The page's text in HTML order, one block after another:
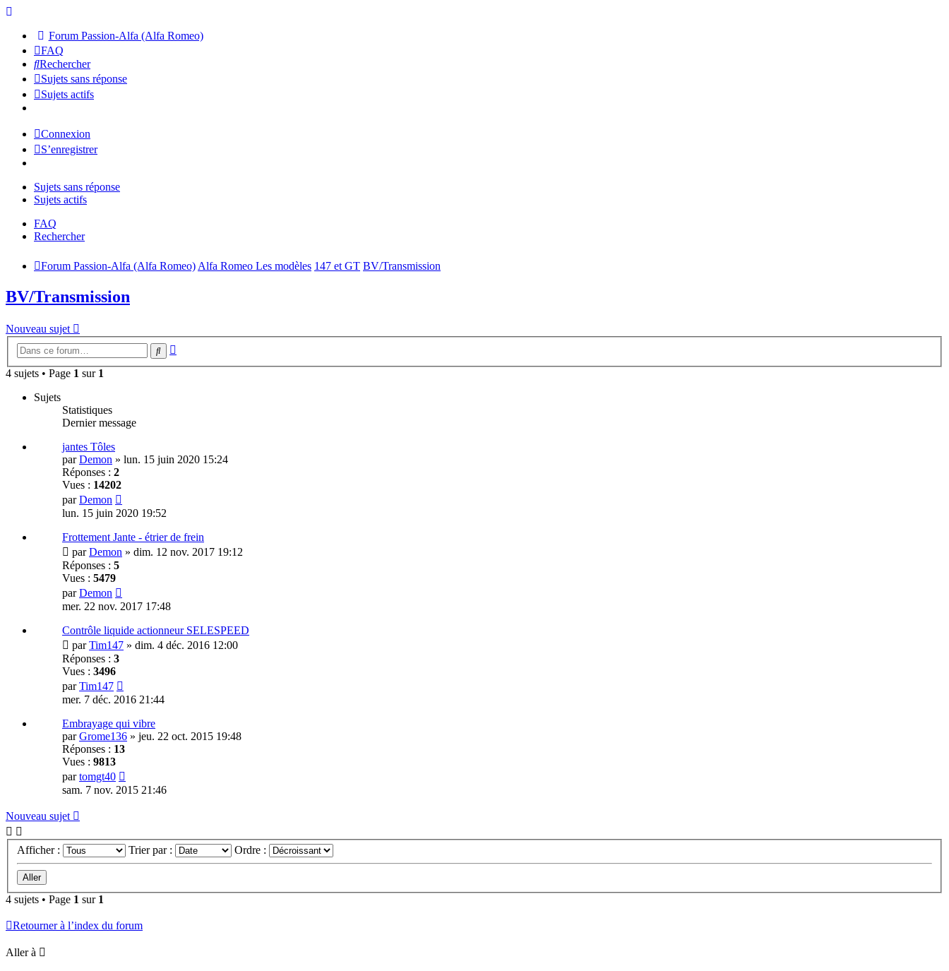
Forum Passion-Alfa (Alfa Romeo)
FAQ
Rechercher
Sujets sans réponse
Sujets actifs
Connexion
S’enregistrer
Sujets sans réponse
Sujets actifs
FAQ
Rechercher
Forum Passion-Alfa (Alfa Romeo)Alfa Romeo Les modèles 147 et GT BV/Transmission
BV/Transmission
Nouveau sujet
Rechercher
4 sujets • Page 1 sur 1
Sujets
Statistiques
Dernier message
jantes Tôles
parDemon » lun. 15 juin 2020 15:24
Réponses : 2
Vues : 14202
parDemon
lun. 15 juin 2020 19:52
Frottement Jante - étrier de frein
parDemon » dim. 12 nov. 2017 19:12
Réponses : 5
Vues : 5479
parDemon
mer. 22 nov. 2017 17:48
Contrôle liquide actionneur SELESPEED
parTim147 » dim. 4 déc. 2016 12:00
Réponses : 3
Vues : 3496
parTim147
mer. 7 déc. 2016 21:44
Embrayage qui vibre
parGrome136 » jeu. 22 oct. 2015 19:48
Réponses : 13
Vues : 9813
partomgt40
sam. 7 nov. 2015 21:46
Nouveau sujet
Afficher : Trier par : Ordre :
4 sujets • Page 1 sur 1
Retourner à l’index du forum
Aller à